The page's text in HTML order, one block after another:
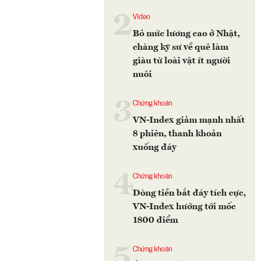
2Video
Bỏ mức lương cao ở Nhật,
chàng kỹ sư về quê làm
giàu từ loài vật ít người
nuôi
Chứng khoán
VN-Index giảm mạnh nhất
8 phiên, thanh khoản
xuống đáy
4Chứng khoán
Dòng tiền bắt đáy tích cực,
VN-Index hướng tới mốc
1800 điểm
Chứng khoán